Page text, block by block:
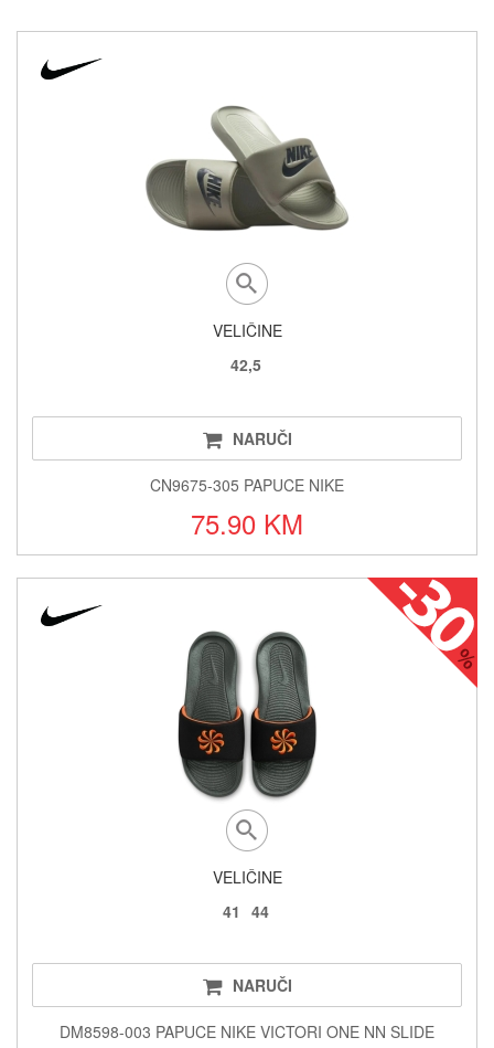
VELIČINE
42,5
NARUČI
CN9675-305 PAPUCE NIKE
75.90 KM
VELIČINE
41 44
NARUČI
DM8598-003 PAPUCE NIKE VICTORI ONE NN SLIDE